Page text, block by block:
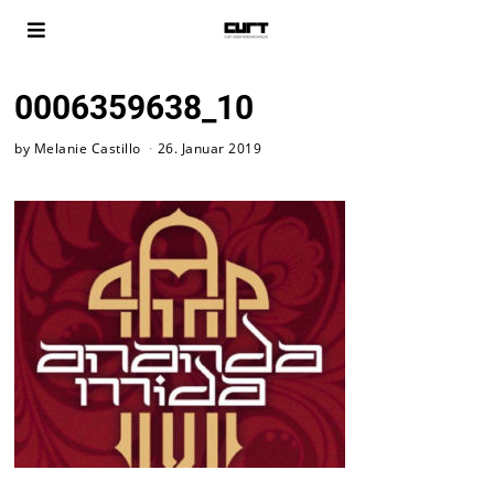
0006359638_10
by Melanie Castillo 26. Januar 2019